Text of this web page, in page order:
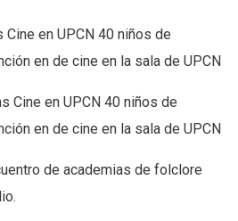
Cine en UPCN 40 niños de
en de cine en la sala de UPCN
Cine en UPCN 40 niños de
en de cine en la sala de UPCN
de academias de folclore